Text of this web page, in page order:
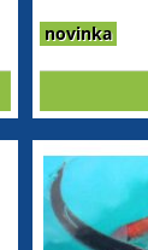
novinka